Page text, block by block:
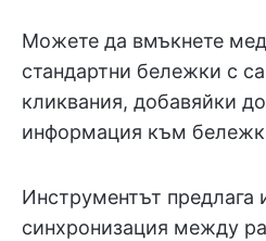
Можете да вмъкнете
стандартни бележки с
кликвания, добавяйки
информация към
Инструментът предлага
синхронизация между